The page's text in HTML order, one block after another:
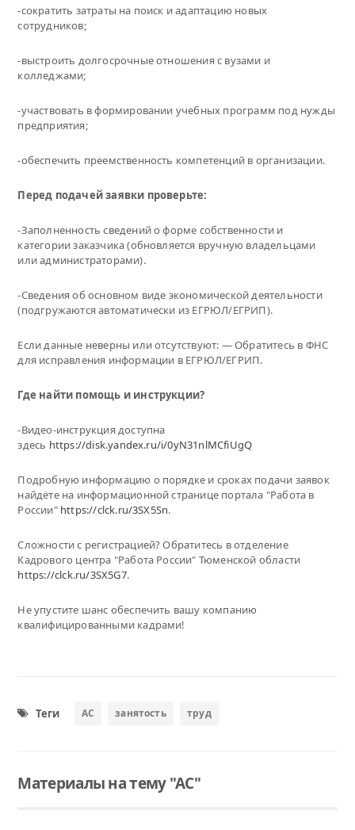
-сократить затраты на поиск и адаптацию новых
сотрудников;
-выстроить долгосрочные отношения с вузами и
колледжами;
-участвовать в формировании учебных программ под нужды
предприятия;
-обеспечить преемственность компетенций в организации.
Перед подачей заявки проверьте:
-Заполненность сведений о форме собственности и
категории заказчика (обновляется вручную владельцами
или администраторами).
-Сведения об основном виде экономической деятельности
(подгружаются автоматически из ЕГРЮЛ/ЕГРИП).
Если данные неверны или отсутствуют: — Обратитесь в ФНС
для исправления информации в ЕГРЮЛ/ЕГРИП.
Где найти помощь и инструкции?
-Видео-инструкция доступна
здесь https://disk.yandex.ru/i/0yN31nlMCfiUgQ
Подробную информацию о порядке и сроках подачи заявок
найдёте на информационной странице портала "Работа в
России" https://clck.ru/3SX5Sn.
Сложности с регистрацией? Обратитесь в отделение
Кадрового центра "Работа России" Тюменской области
https://clck.ru/3SX5G7.
Не упустите шанс обеспечить вашу компанию
квалифицированными кадрами!
Теги АС занятость труд
Материалы на тему "АС"